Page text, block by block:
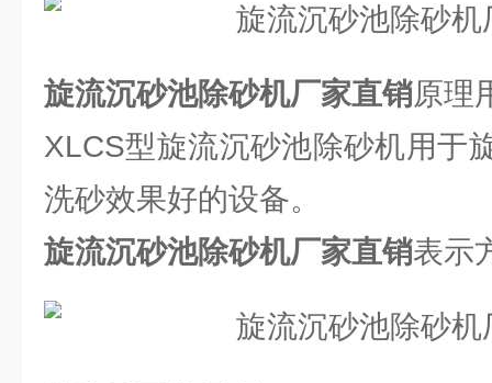
旋流沉砂池除砂机厂家直销原理
XLCS型旋流沉砂池除砂机用于
洗砂效果好的设备。
旋流沉砂池除砂机厂家直销表示